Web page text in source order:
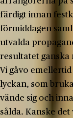
färdigt innan
förmiddagen
utvalda
resultatet ganska
Vi gåvo
lyckan, som
vände sig och
sålda. Kanske